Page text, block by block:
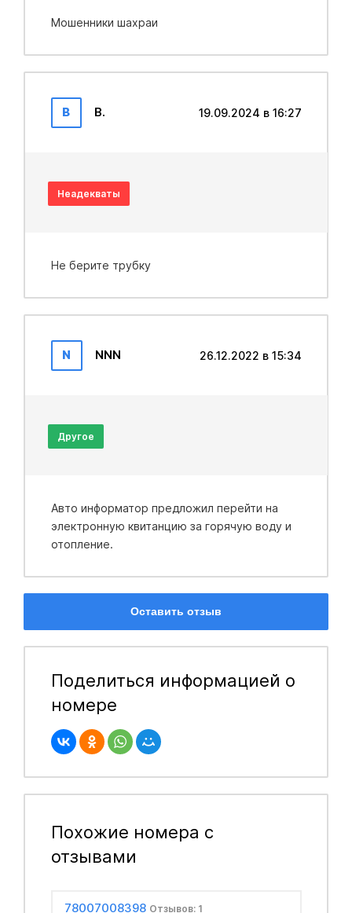
Мошенники шахраи
В В. 19.09.2024 в 16:27
Неадекваты
Не берите трубку
N NNN 26.12.2022 в 15:34
Другое
Авто информатор предложил перейти на
электронную квитанцию за горячую воду и
отопление.
Оставить отзыв
Поделиться информацией о
номере
Похожие номера с
отзывами
78007008398 Отзывов: 1